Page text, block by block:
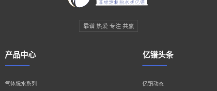
靠谱 热爱 专注 共赢
产品中心
气体脱水系列
亿镨头条
亿镨动态